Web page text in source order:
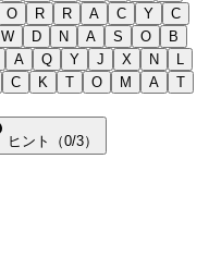
O R R A C Y
C
W D N A S O
B
A Q Y J X N
L
C K T O M A
T
ヒント（0/3）